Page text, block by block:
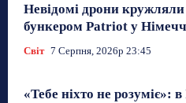
Невідомі дрони
бункером Patriot у
Світ 7 Серпня, 2026р 23:45
«Тебе ніхто не розуміє»: